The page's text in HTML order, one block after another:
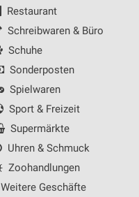
Restaurant
Schreibwaren & Büro
Schuhe
Sonderposten
Spielwaren
Sport & Freizeit
Supermärkte
Uhren & Schmuck
Zoohandlungen
Weitere Geschäfte